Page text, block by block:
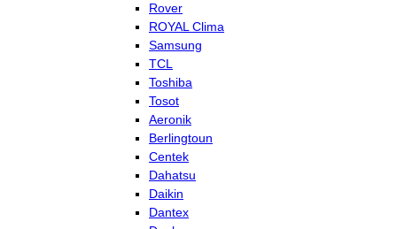
Rover
ROYAL Clima
Samsung
TCL
Toshiba
Tosot
Aeronik
Berlingtoun
Centek
Dahatsu
Daikin
Dantex